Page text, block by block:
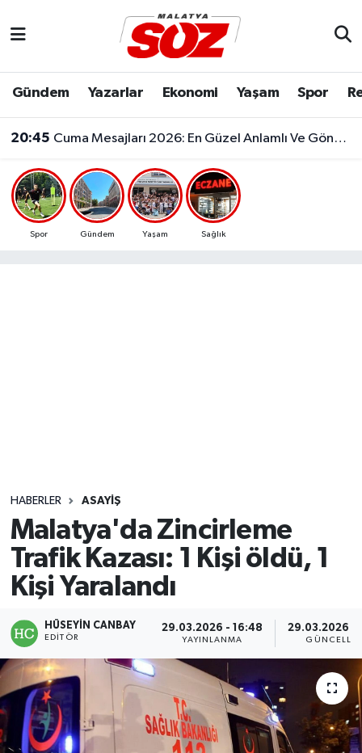
Gündem Yazarlar Ekonomi Yaşam Spor
20:45 Cuma Mesajları 2026: En Güzel Anlamlı Ve Göndermeli Cuma Sözleri..
Spor Gündem Yaşam Sağlık
HABERLER ASAYIŞ
Malatya'da Zincirleme
Trafik Kazası: 1 Kişi öldü, 1
Kişi Yaralandı
HÜSEYIN CANBAY
EDITÖR
29.03.2026 - 16:48
YAYINLANMA
29.03.2026 -
Dünya
Eğitim
Ekonomi
Yaşam
Malatya Nöbetçi Eczaneler
Malatya Namaz Vakitleri
Malatya Trafik Yoğunluk Haritası
Süper Lig Puan Durumu ve Fikstür